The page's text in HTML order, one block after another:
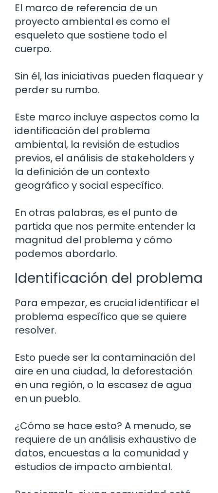
El marco de referencia de un
proyecto ambiental es como el
esqueleto que sostiene todo el
cuerpo.
Sin él, las iniciativas pueden flaquear y
perder su rumbo.
Este marco incluye aspectos como la
identificación del problema
ambiental, la revisión de estudios
previos, el análisis de stakeholders y
la definición de un contexto
geográfico y social específico.
En otras palabras, es el punto de
partida que nos permite entender la
magnitud del problema y cómo
podemos abordarlo.
Identificación del problema
Para empezar, es crucial identificar el
problema específico que se quiere
resolver.
Esto puede ser la contaminación del
aire en una ciudad, la deforestación
en una región, o la escasez de agua
en un pueblo.
¿Cómo se hace esto? A menudo, se
requiere de un análisis exhaustivo de
datos, encuestas a la comunidad y
estudios de impacto ambiental.